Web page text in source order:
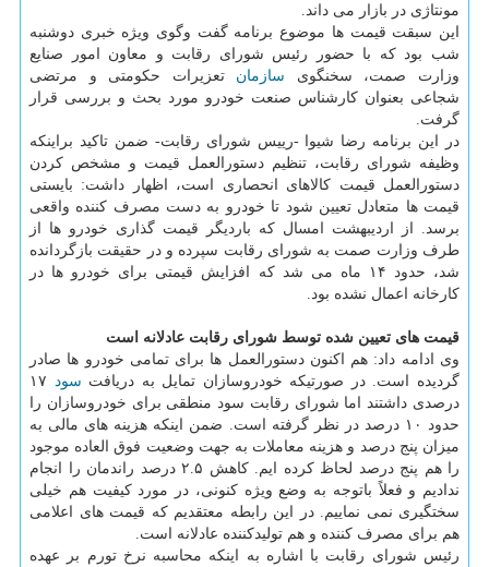
مونتاژی در بازار می داند.
این سبقت قیمت ها موضوع برنامه گفت وگوی ویژه خبری دوشنبه
شب بود که با حضور رئیس شورای رقابت و معاون امور صنایع
وزارت صمت، سخنگوی سازمان تعزیرات حکومتی و مرتضی
شجاعی بعنوان کارشناس صنعت خودرو مورد بحث و بررسی قرار
گرفت.
در این برنامه رضا شیوا -رییس شورای رقابت- ضمن تاکید براینکه
وظیفه شورای رقابت، تنظیم دستورالعمل قیمت و مشخص کردن
دستورالعمل قیمت کالاهای انحصاری است، اظهار داشت: بایستی
قیمت ها متعادل تعیین شود تا خودرو به دست مصرف کننده واقعی
برسد. از اردیبهشت امسال که باردیگر قیمت گذاری خودرو ها از
طرف وزارت صمت به شورای رقابت سپرده و در حقیقت بازگردانده
شد، حدود ۱۴ ماه می شد که افزایش قیمتی برای خودرو ها در
کارخانه اعمال نشده بود.
قیمت های تعیین شده توسط شورای رقابت عادلانه است
وی ادامه داد: هم اکنون دستورالعمل ها برای تمامی خودرو ها صادر
گردیده است. در صورتیکه خودروسازان تمایل به دریافت سود
۱۷
درصدی داشتند اما شورای رقابت سود منطقی برای خودروسازان را
حدود ۱۰ درصد در نظر گرفته است. ضمن اینکه هزینه های مالی به
میزان پنج درصد و هزینه معاملات به جهت وضعیت فوق العاده موجود
را هم پنج درصد لحاظ کرده ایم. کاهش ۲.۵ درصد راندمان را انجام
ندادیم و فعلاً باتوجه به وضع ویژه کنونی، در مورد کیفیت هم خیلی
سختگیری نمی نماییم. در این رابطه معتقدیم که قیمت های اعلامی
هم برای مصرف کننده و هم تولیدکننده عادلانه است.
رئیس شورای رقابت با اشاره به اینکه محاسبه نرخ تورم بر عهده